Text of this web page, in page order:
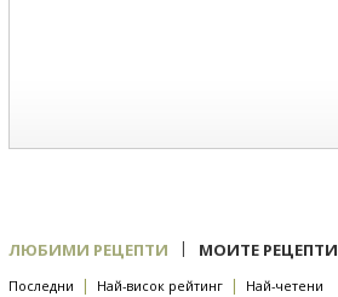
ЛЮБИМИ РЕЦЕПТИ | МОИТЕ РЕЦЕПТИ
Последни | Най-висок рейтинг | Най-четени